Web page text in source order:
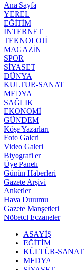
Ana Sayfa
YEREL
EĞİTİM
İNTERNET
TEKNOLOJİ
MAGAZİN
SPOR
SİYASET
DÜNYA
KÜLTÜR-SANAT
MEDYA
SAĞLIK
EKONOMİ
GÜNDEM
Köşe Yazarları
Foto Galeri
Video Galeri
Biyografiler
Üye Paneli
Günün Haberleri
Gazete Arşivi
Anketler
Hava Durumu
Gazete Manşetleri
Nöbetci Eczaneler
ASAYİŞ
EĞİTİM
KÜLTÜR-SANAT
MEDYA